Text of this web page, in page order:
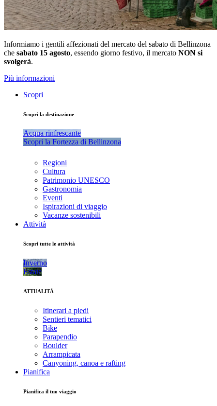
Informiamo i gentili affezionati del mercato del sabato di Bellinzona
che sabato 15 agosto, essendo giorno festivo, il mercato NON si
svolgerà.
Più informazioni
Scopri
Scopri la destinazione
Acqua rinfrescante
Scopri la Fortezza di Bellinzona
Regioni
Cultura
Patrimonio UNESCO
Gastronomia
Eventi
Ispirazioni di viaggio
Vacanze sostenibili
Attività
Scopri tutte le attività
Inverno
Estate
ATTUALITÀ
Itinerari a piedi
Sentieri tematici
Bike
Parapendio
Boulder
Arrampicata
Canyoning, canoa e rafting
Pianifica
Pianifica il tuo viaggio